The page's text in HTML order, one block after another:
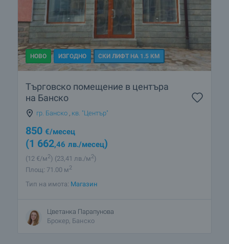
НОВО ИЗГОДНО СКИ ЛИФТ НА 1.5 КМ
Търговско помещение в центъра
на Банско
гр. Банско кв. "Център"
850 €/месец
(1 662,46 лв./месец)
(12 €/м2) (23 ,41 лв./м2)
Площ: 71.00 м2
Тип на имота: Магазин
Цветанка Парапунова
Брокер, Банско